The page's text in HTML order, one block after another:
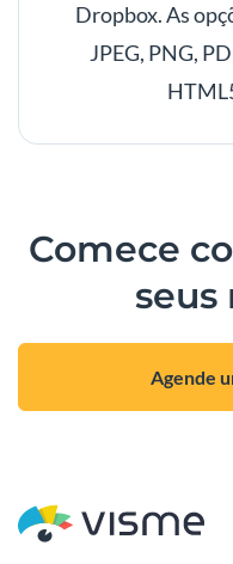
Dropbox. As
JPEG, PNG,
Comece
seus
Agende